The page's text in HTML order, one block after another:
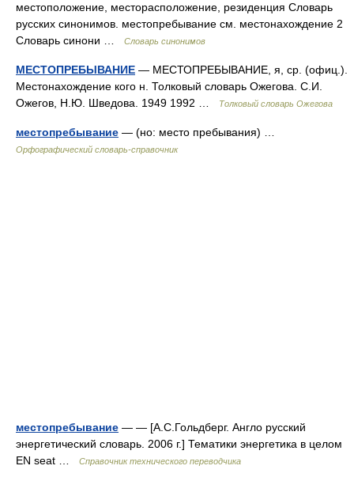
местоположение, месторасположение, резиденция Словарь
русских синонимов. местопребывание см. местонахождение 2
Словарь синони …
Словарь синонимов
МЕСТОПРЕБЫВАНИЕ — МЕСТОПРЕБЫВАНИЕ, я, ср. (офиц.).
Местонахождение кого н. Толковый словарь Ожегова. С.И.
Ожегов, Н.Ю. Шведова. 1949 1992 …
Толковый словарь Ожегова
местопребывание — (но: место пребывания) …
Орфографический словарь-справочник
местопребывание — — [А.С.Гольдберг. Англо русский
энергетический словарь. 2006 г.] Тематики энергетика в целом
EN seat …
Справочник технического переводчика